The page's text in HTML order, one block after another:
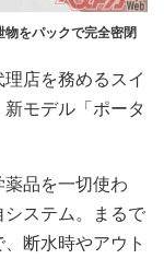
をパックで完全密閉
店を務めるスイ
モデル「ポータ
品を一切使わ
ステム。まるで
断水時やアウト